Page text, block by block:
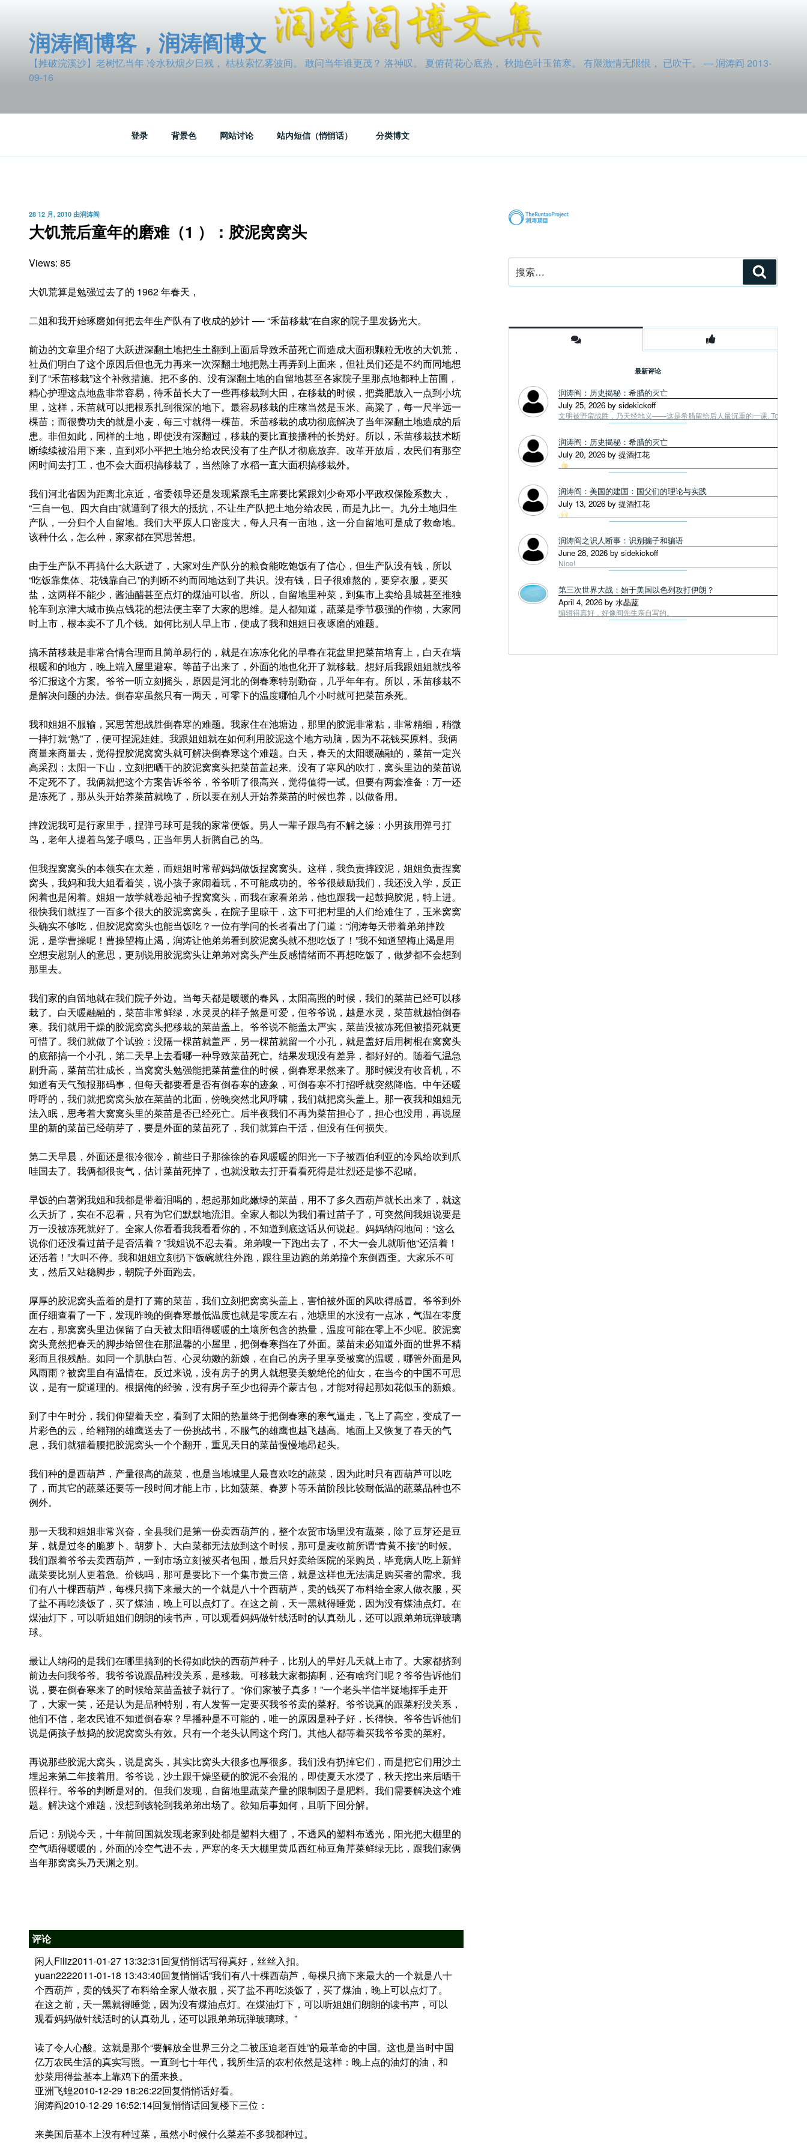
润涛阎博客，润涛阎博文
【摊破浣溪沙】老树忆当年 冷水秋烟夕日残， 枯枝索忆雾波间。 敢问当年谁更茂？ 洛神叹。 夏俯荷花心底热， 秋抛色叶玉笛寒。 有限激情无限恨， 已吹干。 — 润涛阎 2013-
09-16
登录 背景色 网站讨论 站内短信（悄悄话） 分类博文
发
于
28 12 月, 2010 由润涛阎
大饥荒后童年的磨难（1 ）：胶泥窝窝头
Views: 85
大饥荒算是勉强过去了的 1962 年春天，
二姐和我开始琢磨如何把去年生产队有了收成的妙计 —- “禾苗移栽”在自家的院子里发扬光大。
前边的文章里介绍了大跃进深翻土地把生土翻到上面后导致禾苗死亡而造成大面积颗粒无收的大饥荒，
社员们明白了这个原因后但也无力再来一次深翻土地把熟土再弄到上面来，但社员们还是不约而同地想
到了“禾苗移栽”这个补救措施。把不多的、没有深翻土地的自留地甚至各家院子里那点地都种上苗圃，
精心护理这点地盘非常容易，待禾苗长大了一些再移栽到大田，在移栽的时候，把粪肥放入一点到小坑
里，这样，禾苗就可以把根系扎到很深的地下。最容易移栽的庄稼当然是玉米、高粱了，每一尺半远一
棵苗；而很费功夫的就是小麦，每三寸就得一棵苗。禾苗移栽的成功彻底解决了当年深翻土地造成的后
患。非但如此，同样的土地，即使没有深翻过，移栽的要比直接播种的长势好。所以，禾苗移栽技术断
断续续被沿用下来，直到邓小平把土地分给农民没有了生产队才彻底放弃。改革开放后，农民们有那空
闲时间去打工，也不会大面积搞移栽了，当然除了水稻一直大面积搞移栽外。
我们河北省因为距离北京近，省委领导还是发现紧跟毛主席要比紧跟刘少奇邓小平政权保险系数大，
“三自一包、四大自由”就遭到了很大的抵抗，不让生产队把土地分给农民，而是九比一。九分土地归生
产队，一分归个人自留地。我们大平原人口密度大，每人只有一亩地，这一分自留地可是成了救命地。
该种什么，怎么种，家家都在冥思苦想。
由于生产队不再搞什么大跃进了，大家对生产队分的粮食能吃饱饭有了信心，但生产队没有钱，所以
“吃饭靠集体、花钱靠自己”的判断不约而同地达到了共识。没有钱，日子很难熬的，要穿衣服，要买
盐，这两样不能少，酱油醋甚至点灯的煤油可以省。所以，自留地里种菜，到集市上卖给县城甚至推独
轮车到京津大城市换点钱花的想法便主宰了大家的思维。是人都知道，蔬菜是季节极强的作物，大家同
时上市，根本卖不了几个钱。如何比别人早上市，便成了我和姐姐日夜琢磨的难题。
搞禾苗移栽是非常合情合理而且简单易行的，就是在冻冻化化的早春在花盆里把菜苗培育上，白天在墙
根暖和的地方，晚上端入屋里避寒。等苗子出来了，外面的地也化开了就移栽。想好后我跟姐姐就找爷
爷汇报这个方案。爷爷一听立刻摇头，原因是河北的倒春寒特别勤奋，几乎年年有。所以，禾苗移栽不
是解决问题的办法。倒春寒虽然只有一两天，可零下的温度哪怕几个小时就可把菜苗杀死。
我和姐姐不服输，冥思苦想战胜倒春寒的难题。我家住在池塘边，那里的胶泥非常粘，非常精细，稍微
一摔打就“熟”了，便可捏泥娃娃。我跟姐姐就在如何利用胶泥这个地方动脑，因为不花钱买原料。我俩
商量来商量去，觉得捏胶泥窝窝头就可解决倒春寒这个难题。白天，春天的太阳暖融融的，菜苗一定兴
高采烈；太阳一下山，立刻把晒干的胶泥窝窝头把菜苗盖起来。没有了寒风的吹打，窝头里边的菜苗说
不定死不了。我俩就把这个方案告诉爷爷，爷爷听了很高兴，觉得值得一试。但要有两套准备：万一还
是冻死了，那从头开始养菜苗就晚了，所以要在别人开始养菜苗的时候也养，以做备用。
摔跤泥我可是行家里手，捏弹弓球可是我的家常便饭。男人一辈子跟鸟有不解之缘：小男孩用弹弓打
鸟，老年人提着鸟笼子喂鸟，正当年男人折腾自己的鸟。
但我捏窝窝头的本领实在太差，而姐姐时常帮妈妈做饭捏窝窝头。这样，我负责摔跤泥，姐姐负责捏窝
窝头，我妈和我大姐看着笑，说小孩子家闹着玩，不可能成功的。爷爷很鼓励我们，我还没入学，反正
闲着也是闲着。姐姐一放学就卷起袖子捏窝窝头，而我在家看弟弟，他也跟我一起鼓捣胶泥，特上进。
很快我们就捏了一百多个很大的胶泥窝窝头，在院子里晾干，这下可把村里的人们给难住了，玉米窝窝
头确实不够吃，但胶泥窝窝头也能当饭吃？一位有学问的长者看出了门道：“润涛每天带着弟弟摔跤
泥，是学曹操呢！曹操望梅止渴，润涛让他弟弟看到胶泥窝头就不想吃饭了！”我不知道望梅止渴是用
空想安慰别人的意思，更别说用胶泥窝头让弟弟对窝头产生反感情绪而不再想吃饭了，做梦都不会想到
那里去。
我们家的自留地就在我们院子外边。当每天都是暖暖的春风，太阳高照的时候，我们的菜苗已经可以移
栽了。白天暖融融的，菜苗非常鲜绿，水灵灵的样子煞是可爱，但爷爷说，越是水灵，菜苗就越怕倒春
寒。我们就用干燥的胶泥窝窝头把移栽的菜苗盖上。爷爷说不能盖太严实，菜苗没被冻死但被捂死就更
可惜了。我们就做了个试验：没隔一棵苗就盖严，另一棵苗就留一个小孔，就是盖好后用树棍在窝窝头
的底部搞一个小孔，第二天早上去看哪一种导致菜苗死亡。结果发现没有差异，都好好的。随着气温急
剧升高，菜苗茁壮成长，当窝窝头勉强能把菜苗盖住的时候，倒春寒果然来了。那时候没有收音机，不
知道有天气预报那码事，但每天都要看是否有倒春寒的迹象，可倒春寒不打招呼就突然降临。中午还暖
呼呼的，我们就把窝窝头放在菜苗的北面，傍晚突然北风呼啸，我们就把窝头盖上。那一夜我和姐姐无
法入眠，思考着大窝窝头里的菜苗是否已经死亡。后半夜我们不再为菜苗担心了，担心也没用，再说屋
里的新的菜苗已经萌芽了，要是外面的菜苗死了，我们就算白干活，但没有任何损失。
第二天早晨，外面还是很冷很冷，前些日子那徐徐的春风暖暖的阳光一下子被西伯利亚的冷风给吹到爪
哇国去了。我俩都很丧气，估计菜苗死掉了，也就没敢去打开看看死得是壮烈还是惨不忍睹。
早饭的白薯粥我姐和我都是带着泪喝的，想起那如此嫩绿的菜苗，用不了多久西葫芦就长出来了，就这
么夭折了，实在不忍看，只有为它们默默地流泪。全家人都以为我们看过苗子了，可突然间我姐说要是
万一没被冻死就好了。全家人你看看我我看看你的，不知道到底这话从何说起。妈妈纳闷地问：“这么
说你们还没看过苗子是否活着？”我姐说不忍去看。弟弟嗖一下跑出去了，不大一会儿就听他“还活着！
还活着！”大叫不停。我和姐姐立刻扔下饭碗就往外跑，跟往里边跑的弟弟撞个东倒西歪。大家乐不可
支，然后又站稳脚步，朝院子外面跑去。
厚厚的胶泥窝头盖着的是打了蔫的菜苗，我们立刻把窝窝头盖上，害怕被外面的风吹得感冒。爷爷到外
面仔细查看了一下，发现昨晚的倒春寒最低温度也就是零度左右，池塘里的水没有一点冰，气温在零度
左右，那窝窝头里边保留了白天被太阳晒得暖暖的土壤所包含的热量，温度可能在零上不少呢。胶泥窝
窝头竟然把春天的脚步给留住在那温馨的小屋里，把倒春寒挡在了外面。菜苗未必知道外面的世界不精
彩而且很残酷。如同一个肌肤白皙、心灵幼嫩的新娘，在自己的房子里享受被窝的温暖，哪管外面是风
风雨雨？被窝里自有温情在。反过来说，没有房子的男人就想娶美貌绝伦的仙女，在当今的中国不可思
议，是有一腚道理的。根据俺的经验，没有房子至少也得弄个蒙古包，才能对得起那如花似玉的新娘。
到了中午时分，我们仰望着天空，看到了太阳的热量终于把倒春寒的寒气逼走，飞上了高空，变成了一
片彩色的云，给翱翔的雄鹰送去了一份挑战书，不服气的雄鹰也越飞越高。地面上又恢复了春天的气
息，我们就猫着腰把胶泥窝头一个个翻开，重见天日的菜苗慢慢地昂起头。
我们种的是西葫芦，产量很高的蔬菜，也是当地城里人最喜欢吃的蔬菜，因为此时只有西葫芦可以吃
了，而其它的蔬菜还要等一段时间才能上市，比如菠菜、春萝卜等禾苗阶段比较耐低温的蔬菜品种也不
例外。
那一天我和姐姐非常兴奋，全县我们是第一份卖西葫芦的，整个农贸市场里没有蔬菜，除了豆芽还是豆
芽，就是过冬的脆萝卜、胡萝卜、大白菜都无法放到这个时候，那可是麦收前所谓“青黄不接”的时候。
我们跟着爷爷去卖西葫芦，一到市场立刻被买者包围，最后只好卖给医院的采购员，毕竟病人吃上新鲜
蔬菜要比别人更着急。价钱吗，那可是要比下一个集市贵三倍，就是这样也无法满足购买者的需求。我
们有八十棵西葫芦，每棵只摘下来最大的一个就是八十个西葫芦，卖的钱买了布料给全家人做衣服，买
了盐不再吃淡饭了，买了煤油，晚上可以点灯了。在这之前，天一黑就得睡觉，因为没有煤油点灯。在
煤油灯下，可以听姐姐们朗朗的读书声，可以观看妈妈做针线活时的认真劲儿，还可以跟弟弟玩弹玻璃
球。
最让人纳闷的是我们在哪里搞到的长得如此快的西葫芦种子，比别人的早好几天就上市了。大家都挤到
前边去问我爷爷。我爷爷说跟品种没关系，是移栽。可移栽大家都搞啊，还有啥窍门呢？爷爷告诉他们
说，要在倒春寒来了的时候给菜苗盖被子就行了。“你们家被子真多！”一个老头半信半疑地挥手走开
了，大家一笑，还是认为是品种特别，有人发誓一定要买我爷爷卖的菜籽。爷爷说真的跟菜籽没关系，
他们不信，老农民谁不知道倒春寒？早播种是不可能的，唯一的原因是种子好，长得快。爷爷告诉他们
说是俩孩子鼓捣的胶泥窝窝头有效。只有一个老头认同这个窍门。其他人都等着买我爷爷卖的菜籽。
再说那些胶泥大窝头，说是窝头，其实比窝头大很多也厚很多。我们没有扔掉它们，而是把它们用沙土
埋起来第二年接着用。爷爷说，沙土跟干燥坚硬的胶泥不会混的，即使夏天水浸了，秋天挖出来后晒干
照样行。爷爷的判断是对的。但我们发现，自留地里蔬菜产量的限制因子是肥料。我们需要解决这个难
题。解决这个难题，没想到该轮到我弟弟出场了。欲知后事如何，且听下回分解。
后记：别说今天，十年前回国就发现老家到处都是塑料大棚了，不透风的塑料布透光，阳光把大棚里的
空气晒得暖暖的，外面的冷空气进不去，严寒的冬天大棚里黄瓜西红柿豆角芹菜鲜绿无比，跟我们家俩
当年那窝窝头乃天渊之别。
评论
闲人Filiz2011-01-27 13:32:31回复悄悄话写得真好，丝丝入扣。
yuan2222011-01-18 13:43:40回复悄悄话”我们有八十棵西葫芦，每棵只摘下来最大的一个就是八十
个西葫芦，卖的钱买了布料给全家人做衣服，买了盐不再吃淡饭了，买了煤油，晚上可以点灯了。
在这之前，天一黑就得睡觉，因为没有煤油点灯。在煤油灯下，可以听姐姐们朗朗的读书声，可以
观看妈妈做针线活时的认真劲儿，还可以跟弟弟玩弹玻璃球。”
读了令人心酸。这就是那个“要解放全世界三分之二被压迫老百姓”的最革命的中国。这也是当时中国
亿万农民生活的真实写照。一直到七十年代，我所生活的农村依然是这样：晚上点的油灯的油，和
炒菜用得盐基本上靠鸡下的蛋来换。
亚洲飞蝗2010-12-29 18:26:22回复悄悄话好看。
润涛阎2010-12-29 16:52:14回复悄悄话回复楼下三位：
来美国后基本上没有种过菜，虽然小时候什么菜差不多我都种过。
索：
索
最新评论
润涛阎：历史揭秘：希腊的灭亡
July 25, 2026 by sidekickoff
文明被野蛮战胜，乃天经地义——这是希腊留给后人最沉重的一课. Tough
润涛阎：历史揭秘：希腊的灭亡
July 20, 2026 by 提酒扛花
润涛阎：美国的建国：国父们的理论与实践
July 13, 2026 by 提酒扛花
润涛阎之识人断事：识别骗子和骗语
June 28, 2026 by sidekickoff
Nice!
第三次世界大战：始于美国以色列攻打伊朗？
April 4, 2026 by 水晶蓝
编辑得真好，好像阎先生亲自写的。